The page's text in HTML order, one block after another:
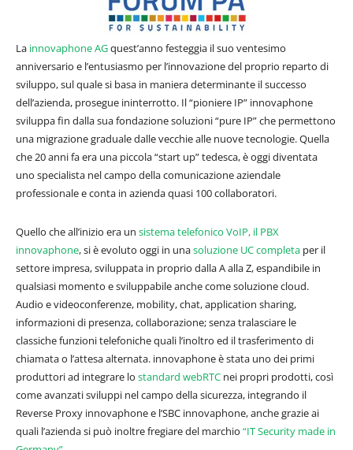
La innovaphone AGquest’anno festeggia il suo ventesimo
anniversario e l’entusiasmo per l’innovazione del proprio reparto di
sviluppo, sul quale si basa in maniera determinante il successo
dell’azienda, prosegue ininterrotto. Il “pioniere IP” innovaphone
sviluppa fin dalla sua fondazione soluzioni “pure IP” che permettono
una migrazione graduale dalle vecchie alle nuove tecnologie. Quella
che 20 anni fa era una piccola “start up” tedesca, è oggi diventata
uno specialista nel campo della comunicazione aziendale
professionale e conta in azienda quasi 100 collaboratori.
Quello che all’inizio era un sistema telefonico VoIP, il PBX
innovaphone, si è evoluto oggi in unasoluzione UC completa per il
settore impresa, sviluppata in proprio dalla A alla Z, espandibile in
qualsiasi momento e sviluppabile anche come soluzione cloud.
Audio e videoconferenze, mobility, chat, application sharing,
informazioni di presenza, collaborazione; senza tralasciare le
classiche funzioni telefoniche quali l’inoltro ed il trasferimento di
chiamata o l’attesa alternata. innovaphone è stata uno dei primi
produttori ad integrare lo standard webRTC nei propri prodotti, così
come avanzati sviluppi nel campo della sicurezza, integrando il
Reverse Proxy innovaphone e l’SBC innovaphone, anche grazie ai
quali l’azienda si può inoltre fregiare del marchio “IT Security made in